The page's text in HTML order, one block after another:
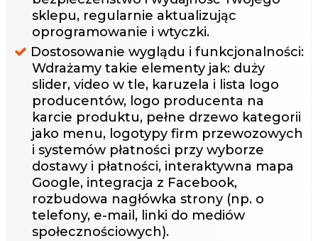
sklepu, regularnie aktualizując
oprogramowanie i wtyczki.
Dostosowanie wyglądu i funkcjonalności:
Wdrażamy takie elementy jak: duży
slider, video w tle, karuzela i lista logo
producentów, logo producenta na
karcie produktu, pełne drzewo kategorii
jako menu, logotypy firm przewozowych
i systemów płatności przy wyborze
dostawy i płatności, interaktywna mapa
Google, integracja z Facebook,
rozbudowa nagłówka strony (np. o
telefony, e-mail, linki do mediów
społecznościowych).